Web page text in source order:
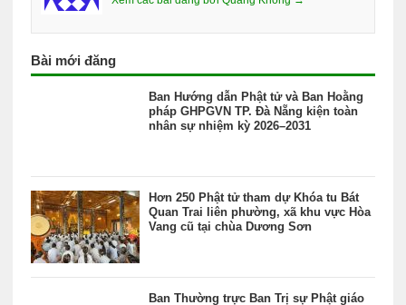
Bài mới đăng
Ban Hướng dẫn Phật tử và Ban Hoằng
pháp GHPGVN TP. Đà Nẵng kiện toàn
nhân sự nhiệm kỳ 2026–2031
Hơn 250 Phật tử tham dự Khóa tu Bát
Quan Trai liên phường, xã khu vực Hòa
Vang cũ tại chùa Dương Sơn
Ban Thường trực Ban Trị sự Phật giáo